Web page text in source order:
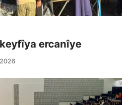
ercanîye